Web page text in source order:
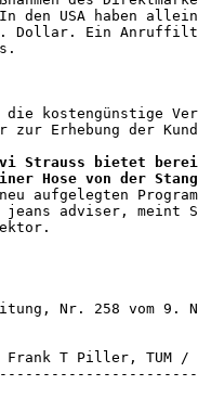
den USA haben
Dollar. Ein
kostengünstige
zur Erhebung der
Strauss bietet
Hose von der
aufgelegten
jeans adviser, meint
Nr. 258 vom 9.
Frank T Piller, TUM